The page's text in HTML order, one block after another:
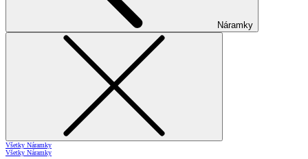
Náramky
Všetky Náramky
Všetky Náramky